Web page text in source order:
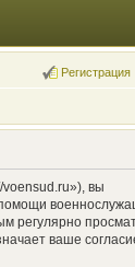
Регистрация
вы
регулярно
ваше